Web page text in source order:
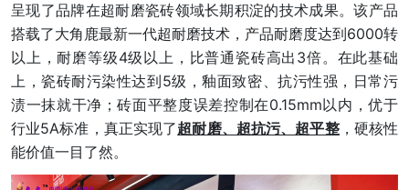
呈现了品牌在超耐磨瓷砖领域长期积淀的技术成果。该产品
搭载了大角鹿最新一代超耐磨技术，产品耐磨度达到6000转
以上，耐磨等级4级以上，比普通瓷砖高出3倍。在此基础
上，瓷砖耐污染性达到5级，釉面致密、抗污性强，日常污
渍一抹就干净；砖面平整度误差控制在0.15mm以内，优于
行业5A标准，真正实现了超耐磨、超抗污、超平整，硬核性
能价值一目了然。